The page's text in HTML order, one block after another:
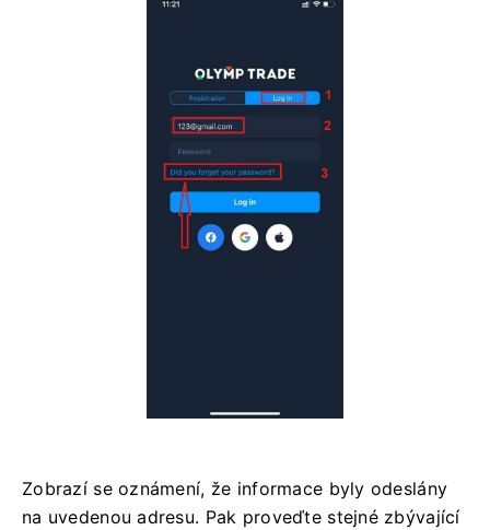
Zobrazí se oznámení, že informace byly odeslány
na uvedenou adresu. Pak proveďte stejné zbývající